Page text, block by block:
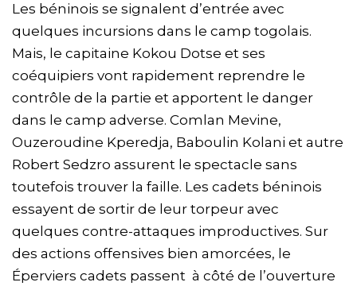
Les béninois se signalent d’entrée avec
quelques incursions dans le camp togolais.
Mais, le capitaine Kokou Dotse et ses
coéquipiers vont rapidement reprendre le
contrôle de la partie et apportent le danger
dans le camp adverse. Comlan Mevine,
Ouzeroudine Kperedja, Baboulin Kolani et autre
Robert Sedzro assurent le spectacle sans
toutefois trouver la faille. Les cadets béninois
essayent de sortir de leur torpeur avec
quelques contre-attaques improductives. Sur
des actions offensives bien amorcées, le
Éperviers cadets passent à côté de l’ouverture